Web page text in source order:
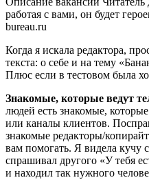
работая с вами, он будет
bureau.ru
Когда я искала редактора,
текста: о себе и на тему
Плюс если в тестовом была
Знакомые, которые ведут
людей есть знакомые,
или каналы клиентов.
знакомые редакторы/
вам помогать. Я видела кучу
спрашивал другого «У тебя
и находил так нужного